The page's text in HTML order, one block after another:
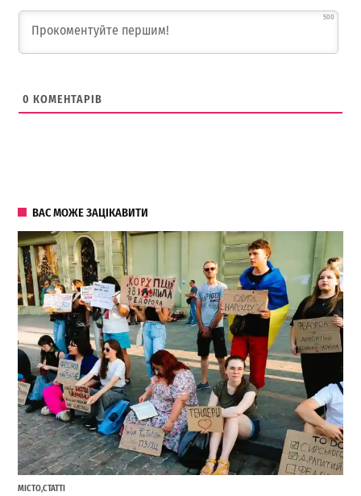
500
0 КОМЕНТАРІВ
ВАС МОЖЕ ЗАЦІКАВИТИ
МІСТО,СТАТТІ